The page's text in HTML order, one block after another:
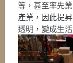
等，甚至率先
產業，因此提
透明，變成生